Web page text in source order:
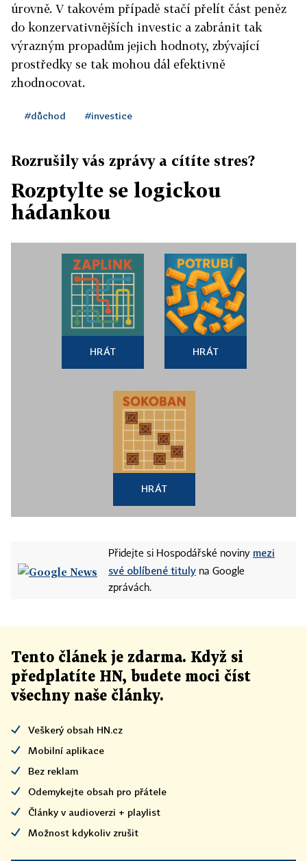
úrovně. V takovém případě stačí přelít část peněz
do konzervativnějších investic a zabránit tak
výrazným propadům jejich hodnoty, zbývající
prostředky se tak mohou dál efektivně
zhodnocovat.
#důchod #investice
Rozrušily vás zprávy a cítíte stres?
Rozptylte se logickou
hádankou
HRÁT HRÁT
HRÁT
Přidejte si Hospodářské noviny mezi
své oblíbené tituly na Google
zprávách.
Tento článek je zdarma. Když si
předplatíte HN, budete moci číst
všechny naše články.
Veškerý obsah HN.cz
Mobilní aplikace
Bez reklam
Odemykejte obsah pro přátele
Články v audioverzi + playlist
Možnost kdykoliv zrušit